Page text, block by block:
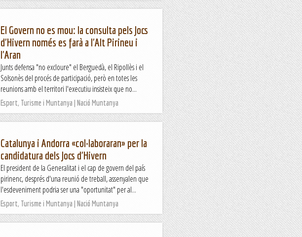
El Govern no es mou: la consulta pels Jocs
d'Hivern només es farà a l'Alt Pirineu i
l'Aran
Junts defensa "no excloure" el Berguedà, el Ripollès i el
Solsonès del procés de participació, però en totes les
reunions amb el territori l'executiu insisteix que no...
Esport, Turisme i Muntanya | Nació Muntanya
Catalunya i Andorra «col·laboraran» per la
candidatura dels Jocs d'Hivern
El president de la Generalitat i el cap de govern del país
pirinenc, després d'una reunió de treball, assenyalen que
l'esdeveniment podria ser una "oportunitat" per al...
Esport, Turisme i Muntanya | Nació Muntanya